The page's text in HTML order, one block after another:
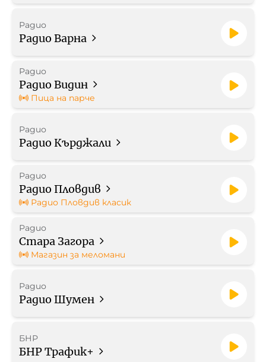
БНР Новини
Детското.БНР
Архивен фонд на БНР
Радио
Радио Варна
Радио
Радио Видин
Пица на парче
Радио
Радио Кърджали
Радио
Радио Пловдив
Радио Пловдив класик
Радио
Стара Загора
Магазин за меломани
Радио
Радио Шумен
БНР
БНР Трафик+